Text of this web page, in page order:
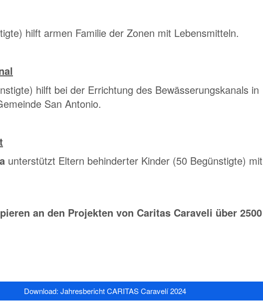
hilft armen Familie der Zonen mit Lebensmitteln.
hilft bei der Errichtung des Bewässerungskanals in
San Antonio.
unterstützt Eltern behinderter Kinder (50 Begünstigte) mit
an den Projekten von Caritas Caraveli über 2500
Download: Jahresbericht CARITAS Caravelí 2024